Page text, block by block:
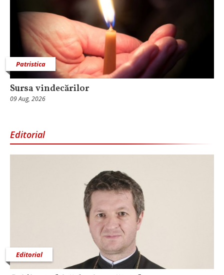
Patristica
Sursa vindecărilor
09 Aug, 2026
Editorial
Editorial